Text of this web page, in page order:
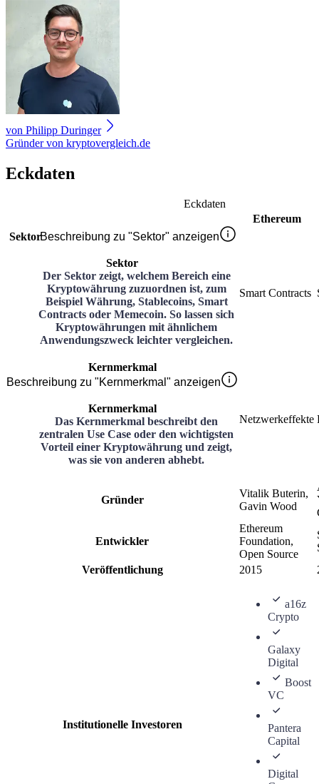
von Philipp Duringer
Gründer von kryptovergleich.de
Eckdaten
Eckdaten
Ethereum
SektorBeschreibung zu "Sektor" anzeigen
Sektor
Der Sektor zeigt, welchem Bereich eine
Kryptowährung zuzuordnen ist, zum
Beispiel Währung, Stablecoins, Smart
Contracts oder Memecoin. So lassen sich
Kryptowährungen mit ähnlichem
Anwendungszweck leichter vergleichen.
Smart Contracts
Kernmerkmal
Beschreibung zu "Kernmerkmal" anzeigen
Kernmerkmal
Das Kernmerkmal beschreibt den
zentralen Use Case oder den wichtigsten
Vorteil einer Kryptowährung und zeigt,
was sie von anderen abhebt.
Netzwerkeffekte
Gründer
Vitalik Buterin,
Gavin Wood
Entwickler
Ethereum
Foundation,
Open Source
Veröffentlichung
2015
Institutionelle Investoren
a16z
Crypto
Galaxy
Digital
Boost
VC
Pantera
Capital
Digital